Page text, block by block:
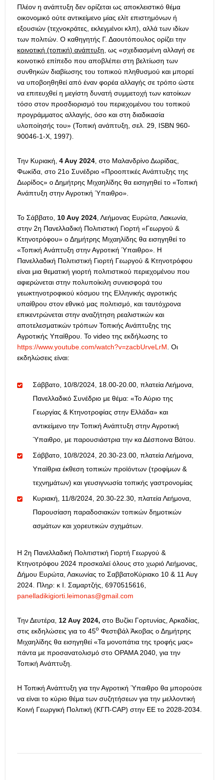
Πλέον η ανάπτυξη δεν ορίζεται ως αποκλειστικό θέμα
οικονομικό ούτε αντικείμενο μίας ελίτ επιστημόνων ή
εξουσιών (τεχνοκράτες, εκλεγμένοι κλπ), αλλά των ιδίων
των πολιτών. Ο καθηγητής Γ. Δαουτόπουλος ορίζει την
κοινοτική (τοπική) ανάπτυξη , ως «σχεδιασμένη αλλαγή σε
κοινοτικό επίπεδο που αποβλέπει στη βελτίωση των
συνθηκών διαβίωσης του τοπικού πληθυσμού και μπορεί
να υποβοηθηθεί από έναν φορέα αλλαγής σε τρόπο ώστε
να επιτευχθεί η μεγίστη δυνατή συμμετοχή των κατοίκων
τόσο στον προσδιορισμό του περιεχομένου του τοπικού
προγράμματος αλλαγής, όσο και στη διαδικασία
υλοποίησής του» (Τοπική ανάπτυξη, σελ. 29, ISBN 960-
90046-1-X, 1997).
Την Κυριακή, 4 Αυγ 2024 , στο Μαλανδρίνο Δωρίδας,
Φωκίδα, στο 21ο Συνέδριο «Προοπτικές Ανάπτυξης της
Δωρίδος» ο Δημήτρης Μιχαηλίδης θα εισηγηθεί το «Τοπική
Ανάπτυξη στην Αγροτική Ύπαιθρο».
Το Σάββατο, 10 Αυγ 2024 , Λεήμονας Ευρώτα, Λακωνία,
στην 2η Πανελλαδική Πολιτιστική Γιορτή «Γεωργού &
Κτηνοτρόφου» ο Δημήτρης Μιχαηλίδης θα εισηγηθεί το
«Τοπική Ανάπτυξη στην Αγροτική Ύπαιθρο». Η
Πανελλαδική Πολιτιστική Γιορτή Γεωργού & Κτηνοτρόφου
είναι μια θεματική γιορτή πολιτιστικού περιεχομένου που
αφιερώνεται στην πολυποίκιλη συνεισφορά του
γεωκτηνοτροφικού κόσμου της Ελληνικής αγροτικής
υπαίθρου στον εθνικό μας πολιτισμό, και ταυτόχρονα
επικεντρώνεται στην αναζήτηση ρεαλιστικών και
αποτελεσματικών τρόπων Τοπικής Ανάπτυξης της
Αγροτικής Υπαίθρου. Το video της εκδήλωσης το
https://www.youtube.com/watch?v=zacbUrveLrM . Οι
εκδηλώσεις είναι:
Σάββατο, 10/8/2024, 18.00-20.00, πλατεία Λεήμονα,
Πανελλαδικό Συνέδριο με θέμα: «Το Αύριο της
Γεωργίας & Κτηνοτροφίας στην Ελλάδα» και
αντικείμενο την Τοπική Ανάπτυξη στην Αγροτική
Ύπαιθρο, με παρουσιάστρια την κα Δέσποινα Βάτου.
Σάββατο, 10/8/2024, 20.30-23.00, πλατεία Λεήμονα,
Υπαίθρια έκθεση τοπικών προϊόντων (τροφίμων &
τεχνημάτων) και γευσιγνωσία τοπικής γαστρονομίας
Κυριακή, 11/8/2024, 20.30-22.30, πλατεία Λεήμονα,
Παρουσίαση παραδοσιακών τοπικών δημοτικών
ασμάτων και χορευτικών σχημάτων.
Η 2η Πανελλαδική Πολιτιστική Γιορτή Γεωργού &
Κτηνοτρόφου 2024 προσκαλεί όλους στο χωριό Λεήμονας,
Δήμου Ευρώτα, Λακωνίας το ΣαββατοΚύριακο 10 & 11 Αυγ
2024. Πληρ: κ Ι. Σαμαρτζής, 6970515616,
panelladikigiorti.leimonas@gmail.com
Την Δευτέρα, 12 Αυγ 2024, στο Βυζίκι Γορτυνίας, Αρκαδίας,
στις εκδηλώσεις για το 45ο Φεστιβάλ Άκοβας ο Δημήτρης
Μιχαηλίδης θα εισηγηθεί «Τα μονοπάτια της τροφής μας»
πάντα με προσανατολισμό στο ΟΡΑΜΑ 2040, για την
Τοπική Ανάπτυξη.
Η Τοπική Ανάπτυξη για την Αγροτική Ύπαιθρο θα μπορούσε
να είναι το κύριο θέμα των συζητήσεων για την μελλοντική
Κοινή Γεωργική Πολιτική (ΚΓΠ-CAP) στην ΕΕ το 2028-2034.